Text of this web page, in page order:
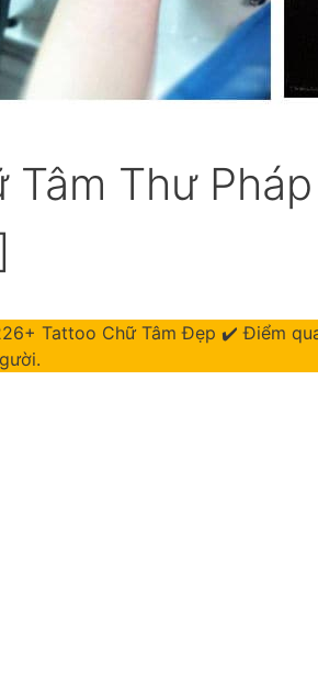
Tâm Thư
Tattoo Chữ Tâm Đẹp ✔️ Điểm